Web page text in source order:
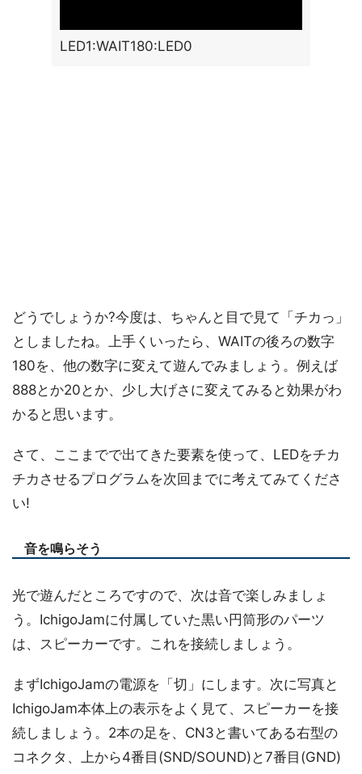
LED1:WAIT180:LED0
どうでしょうか?今度は、ちゃんと目で見て「チカっ」
としましたね。上手くいったら、WAITの後ろの数字
180を、他の数字に変えて遊んでみましょう。例えば
888とか20とか、少し大げさに変えてみると効果がわ
かると思います。
さて、ここまでで出てきた要素を使って、LEDをチカ
チカさせるプログラムを次回までに考えてみてくださ
い!
音を鳴らそう
光で遊んだところですので、次は音で楽しみましょ
う。IchigoJamに付属していた黒い円筒形のパーツ
は、スピーカーです。これを接続しましょう。
まずIchigoJamの電源を「切」にします。次に写真と
IchigoJam本体上の表示をよく見て、スピーカーを接
続しましょう。2本の足を、CN3と書いてある右型の
コネクタ、上から4番目(SND/SOUND)と7番目(GND)